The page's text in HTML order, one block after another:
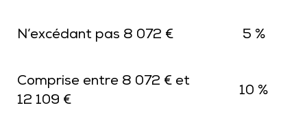
N’excédant pas 8 072 € 5 %
Comprise entre 8 072 € et
12 109 €
10 %